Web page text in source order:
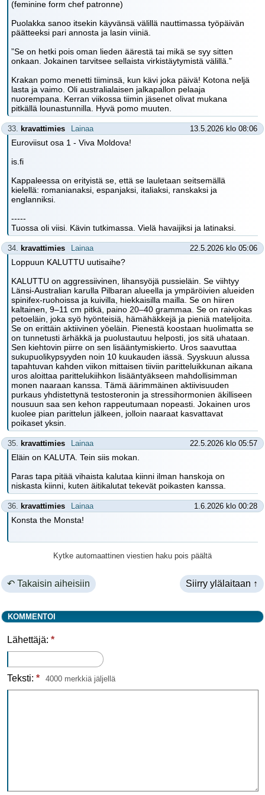
(feminine form chef patronne)
Puolakka sanoo itsekin käyvänsä välillä nauttimassa työpäivän
päätteeksi pari annosta ja lasin viiniä.
”Se on hetki pois oman lieden äärestä tai mikä se syy sitten
onkaan. Jokainen tarvitsee sellaista virkistäytymistä välillä.”
Krakan pomo menetti tiiminsä, kun kävi joka päivä! Kotona neljä
lasta ja vaimo. Oli australialaisen jalkapallon pelaaja
nuorempana. Kerran viikossa tiimin jäsenet olivat mukana
pitkällä lounastunnilla. Hyvä pomo muuten.
33. kravattimies Lainaa 13.5.2026 klo 08:06
Euroviisut osa 1 - Viva Moldova!
is.fi
Kappaleessa on erityistä se, että se lauletaan seitsemällä
kielellä: romanianaksi, espanjaksi, italiaksi, ranskaksi ja
englanniksi.
-----
Tuossa oli viisi. Kävin tutkimassa. Vielä havaijiksi ja latinaksi.
34. kravattimies Lainaa 22.5.2026 klo 05:06
Loppuun KALUTTU uutisaihe?
KALUTTU on aggressiivinen, lihansyöjä pussieläin. Se viihtyy
Länsi-Australian karulla Pilbaran alueella ja ympäröivien alueiden
spinifex-ruohoissa ja kuivilla, hiekkaisilla mailla. Se on hiiren
kaltainen, 9–11 cm pitkä, paino 20–40 grammaa. Se on raivokas
petoeläin, joka syö hyönteisiä, hämähäkkejä ja pieniä matelijoita.
Se on erittäin aktiivinen yöeläin. Pienestä koostaan huolimatta se
on tunnetusti ärhäkkä ja puolustautuu helposti, jos sitä uhataan.
Sen kiehtovin piirre on sen lisääntymiskierto. Uros saavuttaa
sukupuolikypsyyden noin 10 kuukauden iässä. Syyskuun alussa
tapahtuvan kahden viikon mittaisen tiiviin paritteluikkunan aikana
uros aloittaa parittelukiihkon lisääntyäkseen mahdollisimman
monen naaraan kanssa. Tämä äärimmäinen aktiivisuuden
purkaus yhdistettynä testosteronin ja stressihormonien äkilliseen
nousuun saa sen kehon rappeutumaan nopeasti. Jokainen uros
kuolee pian parittelun jälkeen, jolloin naaraat kasvattavat
poikaset yksin.
35. kravattimies Lainaa 22.5.2026 klo 05:57
Eläin on KALUTA. Tein siis mokan.
Paras tapa pitää vihaista kalutaa kiinni ilman hanskoja on
niskasta kiinni, kuten äitikalutat tekevät poikasten kanssa.
36. kravattimies Lainaa 1.6.2026 klo 00:28
Konsta the Monsta!
Kytke automaattinen viestien haku pois päältä
↶ Takaisin aiheisiin Siirry ylälaitaan ↑
KOMMENTOI
Lähettäjä: *
Teksti: * 4000 merkkiä jäljellä